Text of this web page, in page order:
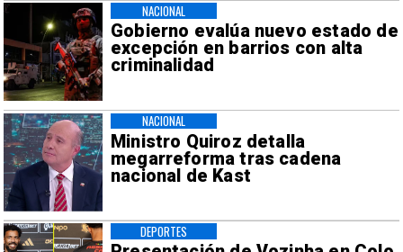
Gobierno evalúa nuevo estado de
excepción en barrios con alta
criminalidad
NACIONAL
Ministro Quiroz detalla
megarreforma tras cadena
nacional de Kast
NACIONAL
DEPORTES